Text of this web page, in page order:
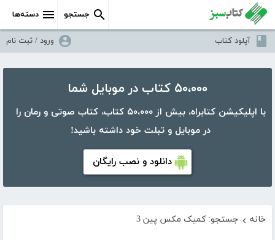
دسته‌ها جستجو
آپلود کتاب ورود / ثبت نام
۵۰،۰۰۰ کتاب در موبایل شما
با اپلیکیشن کتابراه، بیش از ۵۰،۰۰۰ کتاب، کتاب صوتی و رمان را
در موبایل و تبلت خود داشته باشید!
دانلود و نصب رایگان
خانه › جستجو: کمیک مکس پین 3